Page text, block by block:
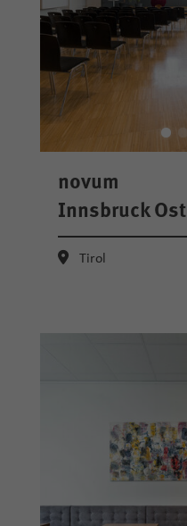
novum
Innsbruck Ost
Tirol